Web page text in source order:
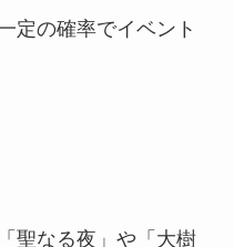
定の確率でイベント
聖なる夜」や「大樹